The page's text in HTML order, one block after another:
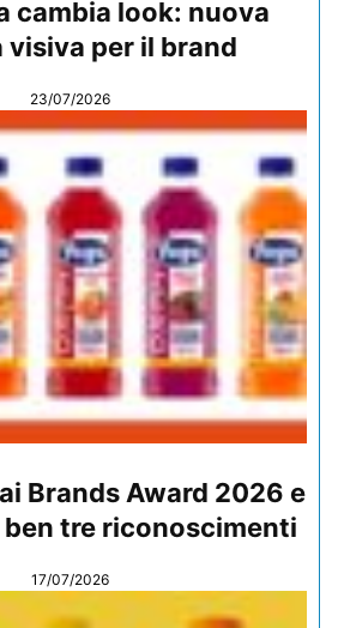
cambia look: nuova
per il brand
23/07/2026
Brands Award 2026 e
tre riconoscimenti
17/07/2026